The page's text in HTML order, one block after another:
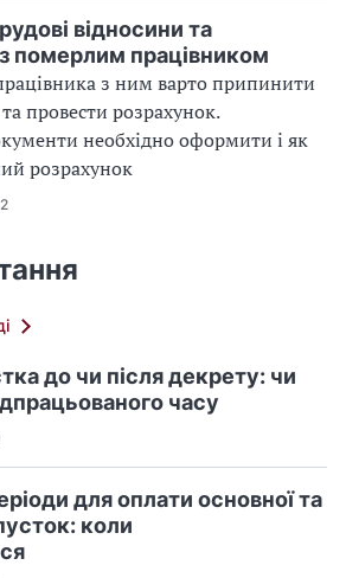
відносини та
померлим працівником
з ним варто припинити
провести розрахунок.
необхідно оформити і як
розрахунок
до чи після декрету: чи
часу
для оплати основної та
коли